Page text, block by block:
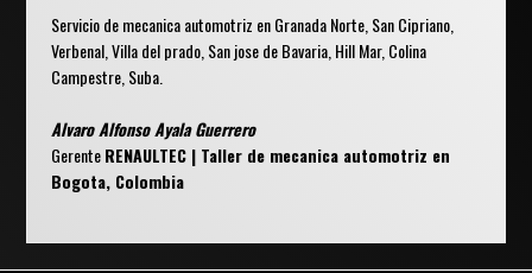
Servicio de mecanica automotriz en Granada Norte, San Cipriano,
Verbenal, Villa del prado, San jose de Bavaria, Hill Mar, Colina
Campestre, Suba.
Alvaro Alfonso Ayala Guerrero
GerenteRENAULTEC | Taller de mecanica automotriz en
Bogota, Colombia